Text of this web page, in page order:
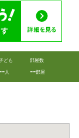
ども
人
部屋数
--部屋